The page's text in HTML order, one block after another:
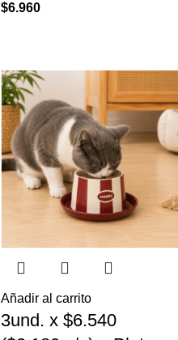
$6.960
Añadir al carrito
3und. x $6.540